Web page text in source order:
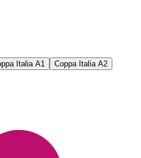
Italia A1
Coppa Italia A2